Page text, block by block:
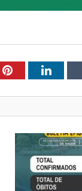
Pinterest